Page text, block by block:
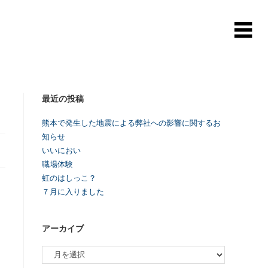
最近の投稿
熊本で発生した地震による弊社への影響に関するお
知らせ
いいにおい
職場体験
虹のはしっこ？
７月に入りました
アーカイブ